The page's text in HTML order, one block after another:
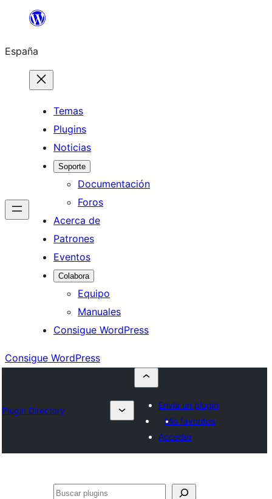
Saltar
contenido
España
Temas
Plugins
Noticias
Soporte
Documentación
Foros
Acerca de
Patrones
Eventos
Colabora
Equipo
Manuales
Consigue WordPress
Consigue WordPress
Plugin Directory
Envía un plugin
Mis favoritos
Acceder
Buscar